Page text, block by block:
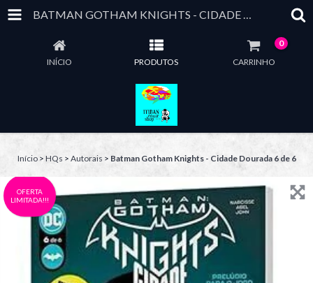
BATMAN GOTHAM KNIGHTS - CIDADE DOURADA 6 DE 6
INÍCIO PRODUTOS CARRINHO
0
Início > HQs > Autorais > Batman Gotham Knights - Cidade Dourada 6 de 6
OFERTA
LIMITADA!!!